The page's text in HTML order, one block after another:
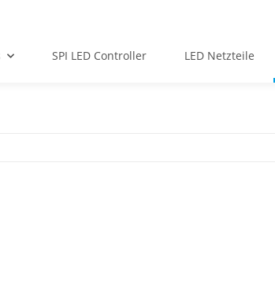
SPI LED Controller LED Netzteile